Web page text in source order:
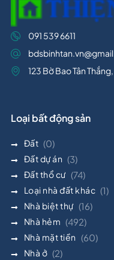
091 539 6611
123 Bờ Bao Tân
Loại bất động sản
Đất (0)
Đất dự án (3)
Đất thổ cư (74)
Loại nhà đất khác (1)
Nhà biệt thự (16)
Nhà hẻm (492)
Nhà mặt tiền (60)
Nhà ở (2)